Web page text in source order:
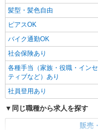
髪型・髪色自由
ピアスOK
バイク通勤OK
社会保険あり
各種手当（家族・役職・イン
ティブなど）あり
社員登用あり
同じ職種から求人を探す
販売